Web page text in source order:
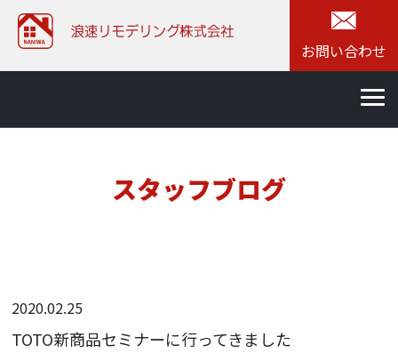
お問い合わせ
スタッフブログ
2020.02.25
TOTO新商品セミナーに行ってきました